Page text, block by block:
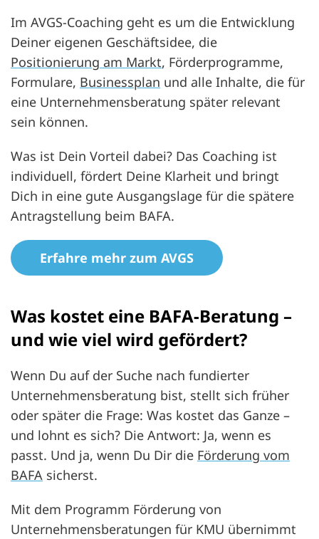
Im AVGS-Coaching geht es um die Entwicklung
Deiner eigenen Geschäftsidee, die
Positionierung am Markt, Förderprogramme,
Formulare, Businessplan und alle Inhalte, die für
eine Unternehmensberatung später relevant
sein können.
Was ist Dein Vorteil dabei? Das Coaching ist
individuell, fördert Deine Klarheit und bringt
Dich in eine gute Ausgangslage für die spätere
Antragstellung beim BAFA.
Erfahre mehr zum AVGS
Was kostet eine BAFA-Beratung –
und wie viel wird gefördert?
Wenn Du auf der Suche nach fundierter
Unternehmensberatung bist, stellt sich früher
oder später die Frage: Was kostet das Ganze –
und lohnt es sich? Die Antwort: Ja, wenn es
passt. Und ja, wenn Du Dir die Förderung vom
BAFA sicherst.
Mit dem Programm Förderung von
Unternehmensberatungen für KMU übernimmt